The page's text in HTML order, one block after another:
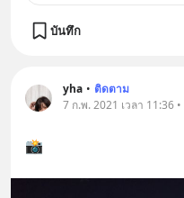
บันทึก
yha • ติดตาม
7 ก.พ. 2021 เวลา 11:36
📸